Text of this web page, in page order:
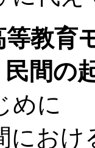
教育
者
に
るト